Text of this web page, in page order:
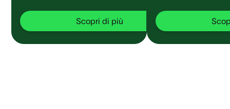
una comprensione del parlato a 360°
senza precedenti.
Scopri di più
ad ogni ambiente